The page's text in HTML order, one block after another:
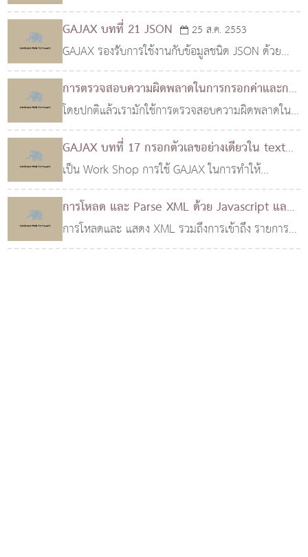
Auto Refresh โดยในตัวอย่างแรกจะเป็นการอ่านเวลา
จาก Server ด้วย Ajax ซึ่งก็เป็นการอ่านแบบพื้นฐาน
ทั่วไป ..
GAJAX บทที่ 21 JSON 25 ส.ค. 2553
GAJAX รองรับการใช้งานกับข้อมูลชนิด JSON ด้วย
โดยมีความสามารถในการแปลงข้อมูลเป็น JSON ได้
โดยการเรียกฟังก์ชั่น toJSON ซึ่งเป็นฟังก์ชั่นภายใน
ของ GAJAX..
การตรวจสอบความผิดพลาดในการกรอกค่าและการ
เตือนด้วย GAJAX
25 ส.ค. 2553
โดยปกติแล้วเรามักใช้การตรวจสอบความผิดพลาดใน
การกรอกข้อมูล ด้วย Javascript เช่นการตรวจสอบว่า
ได้ทำการกรอกข้อมูลในช่องที่ต้องการหรือไม่ ซึ่งมันก็
เป็นวิ..
GAJAX บทที่ 17 กรอกตัวเลขอย่างเดียวใน text
25 ส.ค. 2553
เป็น Work Shop การใช้ GAJAX ในการทำให้
textbox รับค่าเป็นตัวเลขอย่างเดียว สามารถใช้บน
Notebook ได้ และด้วยการทำงานโดยใช้ GAJAX
ทำให้เราสามารถสร้างฟ..
การโหลด และ Parse XML ด้วย Javascript และ
AJAX
21 ส.ค. 2553
การโหลดและ แสดง XML รวมถึงการเข้าถึง รายการ
ต่างๆของ XML สามารถจัดการได้ด้วย Javascript